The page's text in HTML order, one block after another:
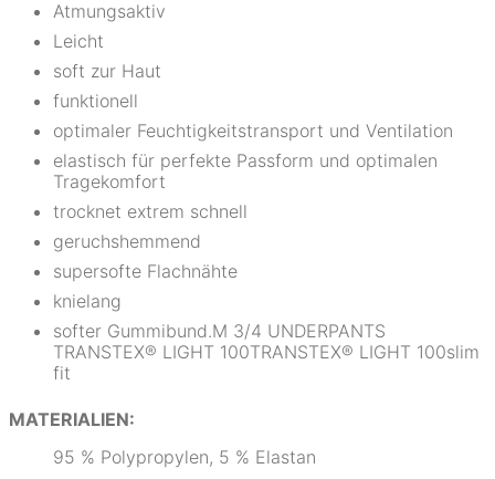
Atmungsaktiv
Leicht
soft zur Haut
funktionell
optimaler Feuchtigkeitstransport und Ventilation
elastisch für perfekte Passform und optimalen
Tragekomfort
trocknet extrem schnell
geruchshemmend
supersofte Flachnähte
knielang
softer Gummibund.M 3/4 UNDERPANTS
TRANSTEX® LIGHT 100TRANSTEX® LIGHT 100slim
fit
MATERIALIEN:
95 % Polypropylen, 5 % Elastan